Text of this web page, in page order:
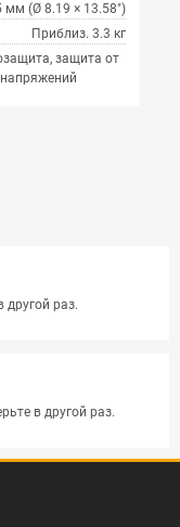
мм (Ø 8.19 × 13.58″)
Приблиз. 3.3 кг
защита от
другой раз.
в другой раз.